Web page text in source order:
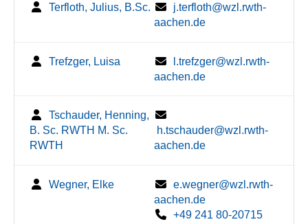
Terfloth, Julius, B.Sc.
j.terfloth@wzl.rwth-
aachen.de
Trefzger, Luisa
l.trefzger@wzl.rwth-
aachen.de
Tschauder, Henning,
B. Sc. RWTH M. Sc.
RWTH
h.tschauder@wzl.rwth-
aachen.de
Wegner, Elke
e.wegner@wzl.rwth-
aachen.de
+49 241 80-20715